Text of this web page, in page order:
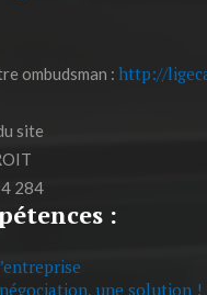
ombudsman : http://
site
284
:
une solution !